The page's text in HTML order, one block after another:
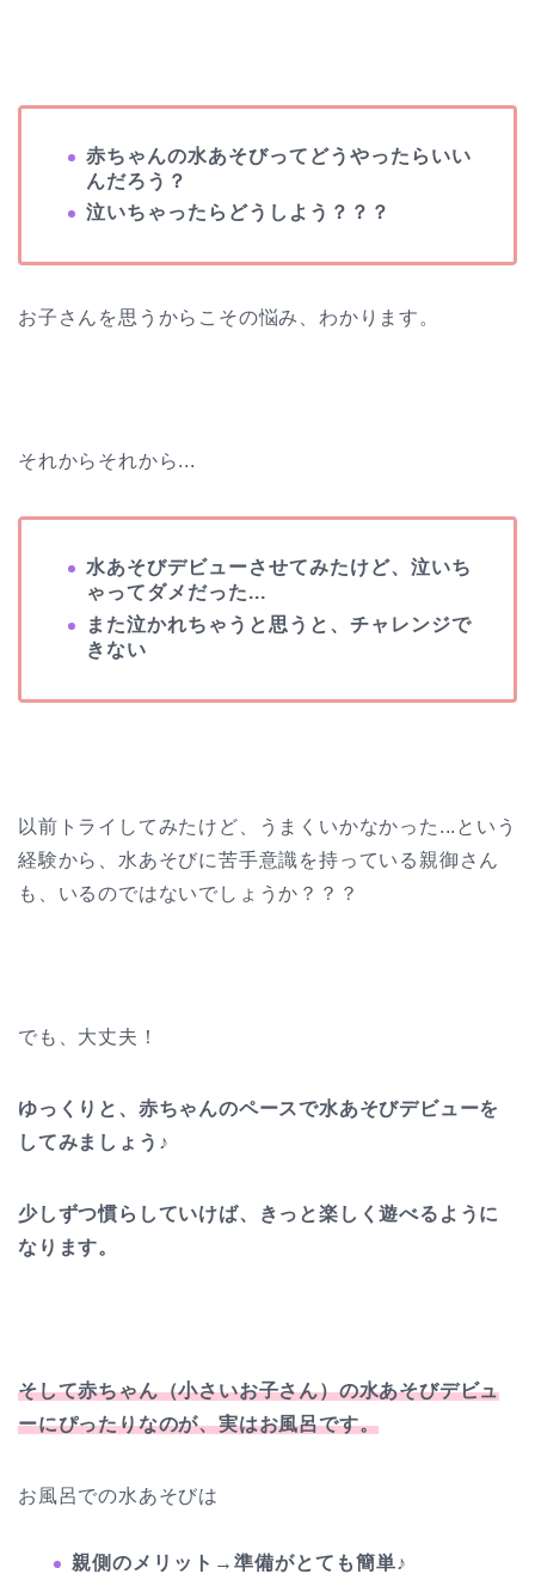
赤ちゃんの水あそびってどうやったらいい
んだろう？
泣いちゃったらどうしよう？？？
お子さんを思うからこその悩み、わかります。
それからそれから...
水あそびデビューさせてみたけど、泣いち
ゃってダメだった...
また泣かれちゃうと思うと、チャレンジで
きない
以前トライしてみたけど、うまくいかなかった...という
経験から、水あそびに苦手意識を持っている親御さん
も、いるのではないでしょうか？？？
でも、大丈夫！
ゆっくりと、赤ちゃんのペースで水あそびデビューを
してみましょう♪
少しずつ慣らしていけば、きっと楽しく遊べるように
なります。
そして赤ちゃん（小さいお子さん）の水あそびデビュ
ーにぴったりなのが、実はお風呂です。
お風呂での水あそびは
親側のメリット→準備がとても簡単♪